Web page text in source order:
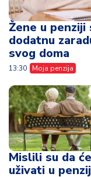
Žene u
dodatnu
svog doma
13:30 Moja penzija
Mislili su da će
uživati u